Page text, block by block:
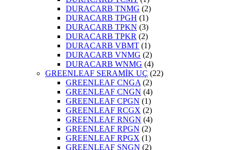
DURACARB TNMG (2)
DURACARB TPGH (1)
DURACARB TPKN (3)
DURACARB TPKR (2)
DURACARB VBMT (1)
DURACARB VNMG (2)
DURACARB WNMG (4)
GREENLEAF SERAMİK UÇ (22)
GREENLEAF CNGA (2)
GREENLEAF CNGN (4)
GREENLEAF CPGN (1)
GREENLEAF RCGX (2)
GREENLEAF RNGN (4)
GREENLEAF RPGN (2)
GREENLEAF RPGX (1)
GREENLEAF SNGN (2)